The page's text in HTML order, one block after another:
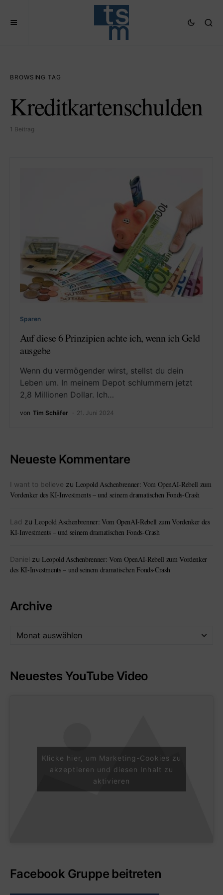
BROWSING TAG
Kreditkartenschulden
1 Beitrag
Sparen
Auf diese 6 Prinzipien achte ich, wenn ich Geld
ausgebe
Wenn du vermögender wirst, stellst du dein
Leben um. In meinem Depot schlummern jetzt
2,8 Millionen Dollar. Ich…
von Tim Schäfer 21. Juni 2024
Neueste Kommentare
I want to believe zu Leopold Aschenbrenner: Vom OpenAI-Rebell zum
Vordenker des KI-Investments – und seinem dramatischen Fonds-Crash
Lad zu Leopold Aschenbrenner: Vom OpenAI-Rebell zum Vordenker des
KI-Investments – und seinem dramatischen Fonds-Crash
Daniel zu Leopold Aschenbrenner: Vom OpenAI-Rebell zum Vordenker
des KI-Investments – und seinem dramatischen Fonds-Crash
Archive
Neuestes YouTube Video
Klicke hier, um Marketing-Cookies zu
akzeptieren und diesen Inhalt zu
aktivieren
Facebook Gruppe beitreten